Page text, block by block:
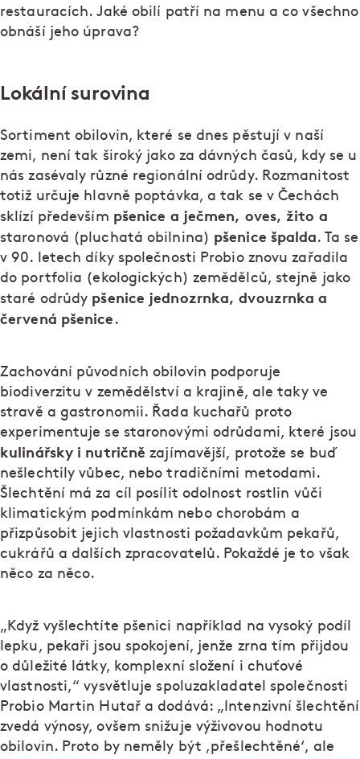
restauracích. Jaké obilí patří na menu a co všechno
obnáší jeho úprava?
Lokální surovina
Sortiment obilovin, které se dnes pěstují v naší
zemi, není tak široký jako za dávných časů, kdy se u
nás zasévaly různé regionální odrůdy. Rozmanitost
totiž určuje hlavně poptávka, a tak se v Čechách
sklízí především pšenice a ječmen, oves, žito a
staronová (pluchatá obilnina) pšenice špalda. Ta se
v 90. letech díky společnosti Probio znovu zařadila
do portfolia (ekologických) zemědělců, stejně jako
staré odrůdy pšenice jednozrnka, dvouzrnka a
červená pšenice .
Zachování původních obilovin podporuje
biodiverzitu v zemědělství a krajině, ale taky ve
stravě a gastronomii. Řada kuchařů proto
experimentuje se staronovými odrůdami, které jsou
kulinářsky i nutričně zajímavější, protože se buď
nešlechtily vůbec, nebo tradičními metodami.
Šlechtění má za cíl posílit odolnost rostlin vůči
klimatickým podmínkám nebo chorobám a
přizpůsobit jejich vlastnosti požadavkům pekařů,
cukrářů a dalších zpracovatelů. Pokaždé je to však
něco za něco.
„Když vyšlechtíte pšenici například na vysoký podíl
lepku, pekaři jsou spokojení, jenže zrna tím přijdou
o důležité látky, komplexní složení i chuťové
vlastnosti,“ vysvětluje spoluzakladatel společnosti
Probio Martin Hutař a dodává: „Intenzivní šlechtění
zvedá výnosy, ovšem snižuje výživovou hodnotu
obilovin. Proto by neměly být ,přešlechtěné‘, ale